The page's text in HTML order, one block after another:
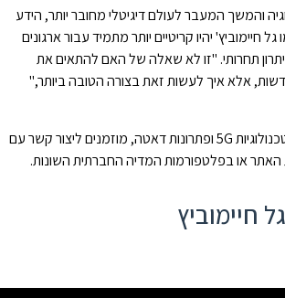
והמשך המעבר לעולם דיגיטלי מחובר יותר, הידע
גל חיימוביץ' יהיו קריטיים יותר מתמיד עבור ארגונים
יתרון תחרותי. "זו לא שאלה של האם להתאים את
אלא איך לעשות זאת בצורה הטובה ביותר,"
לייעוץ מקצועי בנושא טכנולוגיות 5G ופתרונות דאטה, מוזמנים ליצור קשר עם
האתר או בפלטפורמות המדיה החברתית השונות.
חיימוביץ